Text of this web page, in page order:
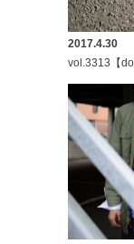
2017.4.30
vol.3313【